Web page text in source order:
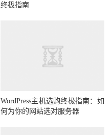
终极指南
WordPress主机选购终极指南：如
何为你的网站选对服务器